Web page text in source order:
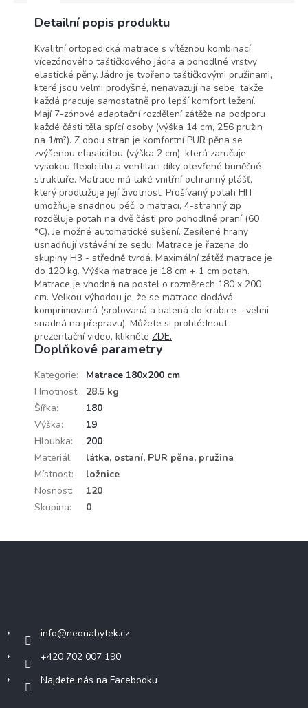
Detailní popis produktu
Kvalitní ortopedická matrace s vítěznou kombinací
vícezónového taštičkového jádra a pohodlné vrstvy
elastické pěny. Jádro je tvořeno taštičkovými pružinami,
které jsou velmi prodyšné, nenavazují na sebe, takže
každá pracuje samostatně pro lepší komfort ležení.
Mají 7-zónové adaptační rozdělení zátěže na podporu
každé části těla spící osoby (výška 14 cm, 256 pružin
na 1/m²). Z obou stran je komfortní PUR pěna se
zvýšenou elasticitou (výška 2 cm), která zaručuje
vysokou flexibilitu a ventilaci díky otevřené buněčné
struktuře. Matrace má také vnitřní ochranný plášť,
který prodlužuje její životnost. Prošívaný potah HIT
umožňuje snadnou péči o matraci, 4-stranný zip
rozděluje potah na dvě části pro pohodlné praní (60
°C). Je možné automatické sušení. Zesílené hrany
usnadňují vstávání ze sedu. Matrace je řazena do
skupiny H3 - středně tvrdá. Maximální zátěž matrace je
do 120 kg. Výška matrace je 18 cm + 1 cm potah.
Matrace je vhodná na postel o rozměrech 180 x 200
cm. Velkou výhodou je, že se matrace dodává
komprimovaná (srolovaná a balená do krabice - velmi
snadná na přepravu). Můžete si prohlédnout
prezentační video, klikněte ZDE.
Doplňkové parametry
Kategorie:
Matrace 180x200 cm
Hmotnost:
28.5 kg
Šířka:
180
Výška:
19
Hloubka:
200
Materiál:
látka, ostaní, PUR pěna, pružina
Místnost:
ložnice
Nosnost:
120
Skupina: 0
info@neonabytek.cz
+420 702 007 190
Najdete nás na Facebooku